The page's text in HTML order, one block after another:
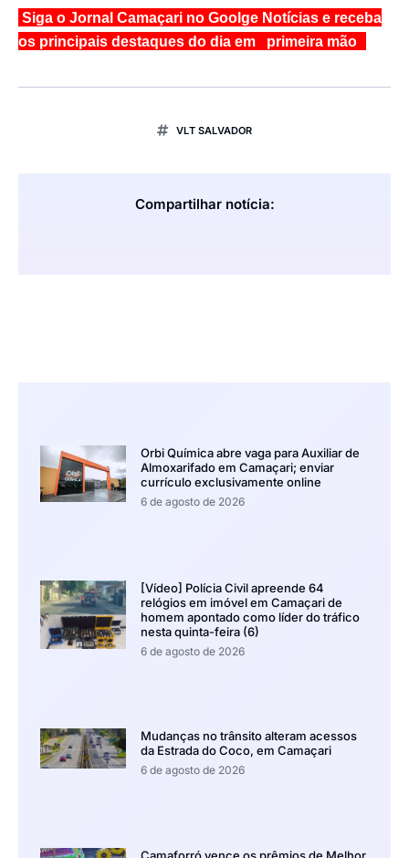
Siga o Jornal Camaçari no Goolge Notícias e receba
os principais destaques do dia em primeira mão
VLT SALVADOR
Compartilhar notícia:
Orbi Química abre vaga para Auxiliar de
Almoxarifado em Camaçari; enviar
currículo exclusivamente online
6 de agosto de 2026
[Vídeo] Polícia Civil apreende 64
relógios em imóvel em Camaçari de
homem apontado como líder do tráfico
nesta quinta-feira (6)
6 de agosto de 2026
Mudanças no trânsito alteram acessos
da Estrada do Coco, em Camaçari
6 de agosto de 2026